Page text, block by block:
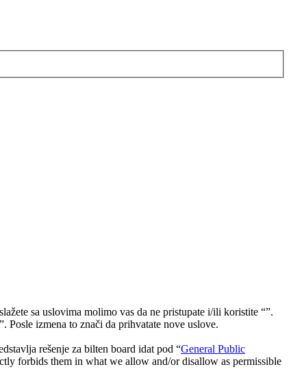
sa uslovima molimo vas da ne pristupate i/ili koristite “”.
izmena to znači da prihvatate nove uslove.
rešenje za bilten board idat pod “General Public
forbids them in what we allow and/or disallow as permissible